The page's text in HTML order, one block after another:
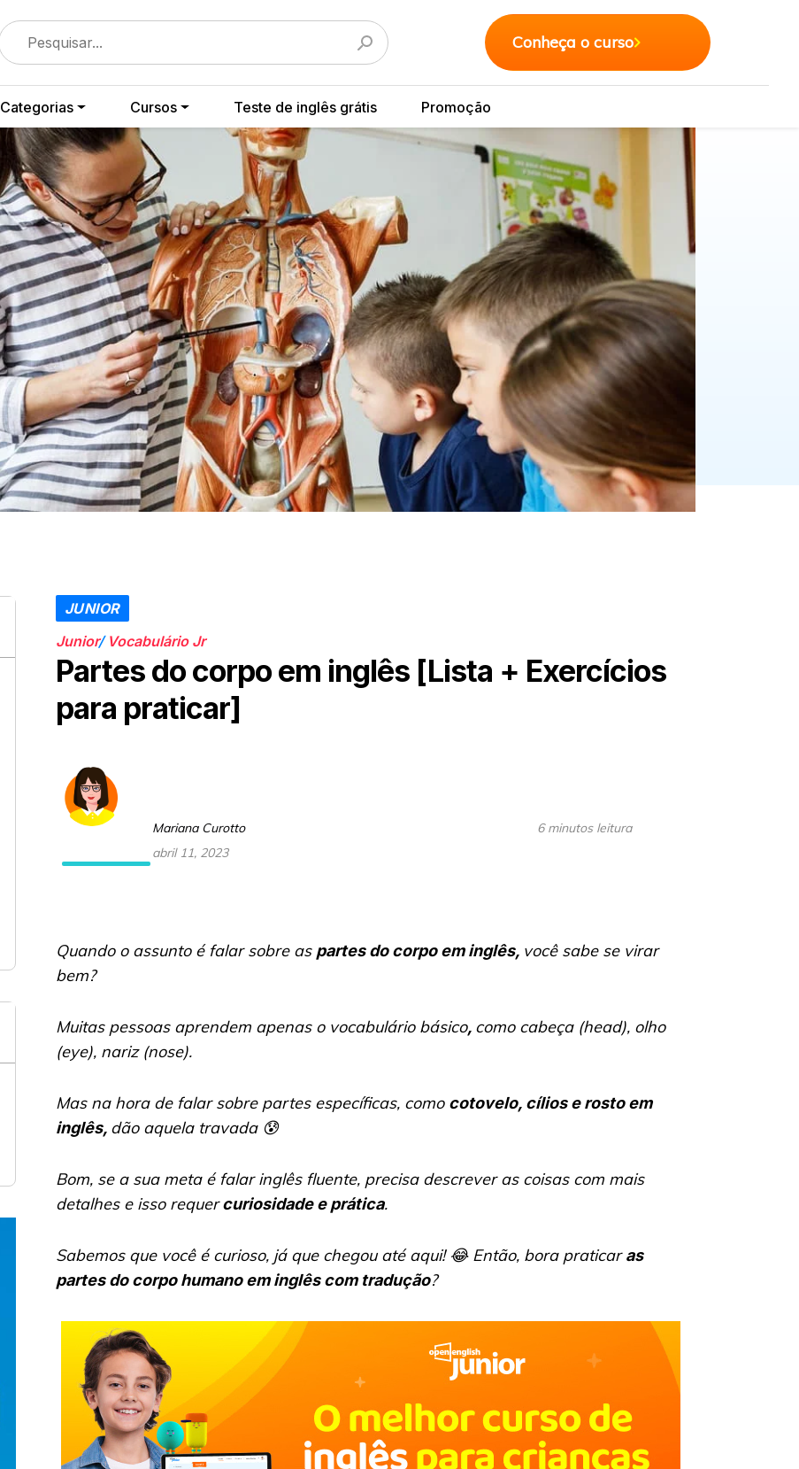
Conheça o curso
Categorias Cursos Teste de inglês grátis Promoção
JUNIOR
Junior/ Vocabulário Jr
Partes do corpo em inglês [Lista + Exercícios
para praticar]
Mariana Curotto
abril 11, 2023
6 minutos leitura
Quando o assunto é falar sobre as partes do corpo em inglês, você sabe se virar
bem?
Muitas pessoas aprendem apenas o vocabulário básico, como cabeça (head), olho
(eye), nariz (nose).
Mas na hora de falar sobre partes específicas, como cotovelo, cílios e rosto em
inglês, dão aquela travada 😰
Bom, se a sua meta é falar inglês fluente, precisa descrever as coisas com mais
detalhes e isso requercuriosidade e prática.
Sabemos que você é curioso, já que chegou até aqui! 😂 Então, bora praticaras
partes do corpo humano em inglês com tradução?